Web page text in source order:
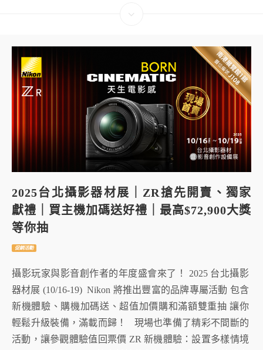
2025台北攝影器材展｜ZR搶先開賣、獨家
獻禮｜買主機加碼送好禮｜最高$72,900大獎
等你抽
促銷活動
攝影玩家與影音創作者的年度盛會來了！ 2025 台北攝影
器材展 (10/16-19) Nikon 將推出豐富的品牌專屬活動 包含
新機體驗、購機加碼送、超值加價購和滿額雙重抽 讓你
輕鬆升級裝備，滿載而歸！ 現場也準備了精彩不間斷的
活動，讓參觀體驗值回票價 ZR 新機體驗：設置多樣情境